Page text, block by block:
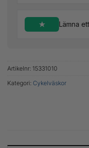
Lämna
Artikelnr: 15331010
Kategori: Cykelväskor